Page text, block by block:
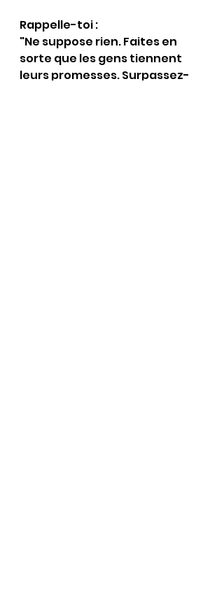
Rappelle-toi :
"Ne suppose rien. Faites en
sorte que les gens tiennent
leurs promesses. Surpassez-